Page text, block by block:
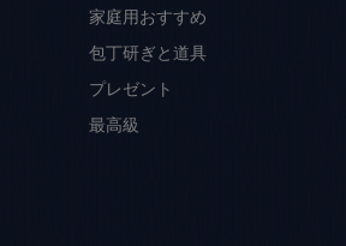
家庭用おすすめ
包丁研ぎと道具
プレゼント
最高級